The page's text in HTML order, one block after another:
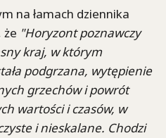
na łamach dziennika
że "Horyzont poznawczy
kraj, w którym
podgrzana, wytępienie
grzechów i powrót
wartości i czasów, w
i nieskalane. Chodzi